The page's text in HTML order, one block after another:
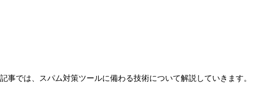
では、スパム対策ツールに備わる技術について解説していきます。